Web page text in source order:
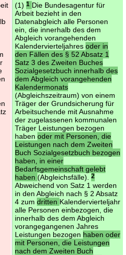
(1) 1 Die Bundesagentur für
Arbeit bezieht in den
Datenabgleich alle Personen
ein, die innerhalb des dem
Abgleich vorangehenden
Kalendervierteljahres oder in
den Fällen des § 52 Absatz 1
Satz 3 des Zweiten Buches
Sozialgesetzbuch innerhalb des
dem Abgleich vorangehenden
Kalendermonats
(Abgleichszeitraum) von einem
Träger der Grundsicherung für
Arbeitsuchende mit Ausnahme
der zugelassenen kommunalen
Träger Leistungen bezogen
haben oder mit Personen, die
Leistungen nach dem Zweiten
Buch Sozialgesetzbuch bezogen
haben, in einer
Bedarfsgemeinschaft gelebt
haben (Abgleichsfälle). 2
Abweichend von Satz 1 werden
in den Abgleich nach § 2 Absatz
4 zum dritten Kalendervierteljahr
alle Personen einbezogen, die
innerhalb des dem Abgleich
vorangegangenen Jahres
Leistungen bezogen haben oder
mit Personen, die Leistungen
nach dem Zweiten Buch